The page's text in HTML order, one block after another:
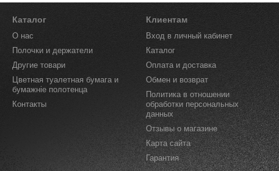
Каталог
О нас
Полочки и держатели
Другие товари
Цветная туалетная бумага и
бумажніе полотенца
Контакты
Клиентам
Вход в личный кабинет
Каталог
Оплата и доставка
Обмен и возврат
Политика в отношении
обработки персональных
данных
Отзывы о магазине
Карта сайта
Гарантия